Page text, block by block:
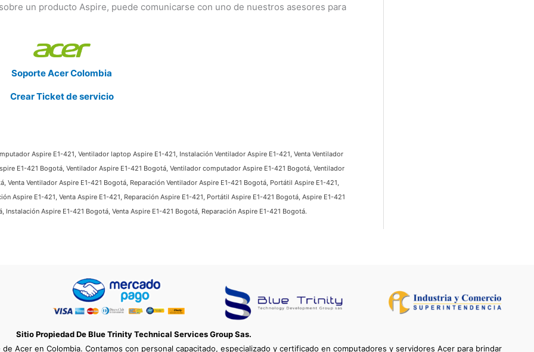
un producto Aspire, puede comunicarse con uno de nuestros asesores para
Soporte Acer Colombia
Crear Ticket de servicio
Aspire E1-421, Ventilador laptop Aspire E1-421, Instalación Ventilador Aspire E1-421, Venta Ventilador
E1-421 Bogotá, Ventilador Aspire E1-421 Bogotá, Ventilador computador Aspire E1-421 Bogotá, Ventilador
Ventilador Aspire E1-421 Bogotá, Reparación Ventilador Aspire E1-421 Bogotá, Portátil Aspire E1-421,
Aspire E1-421, Venta Aspire E1-421, Reparación Aspire E1-421, Portátil Aspire E1-421 Bogotá, Aspire E1-421
Aspire E1-421 Bogotá, Venta Aspire E1-421 Bogotá, Reparación Aspire E1-421 Bogotá.
Sitio Propiedad De Blue Trinity Technical Services Group Sas.
Acer en Colombia. Contamos con personal capacitado, especializado y certificado en computadores y servidores Acer para brindar